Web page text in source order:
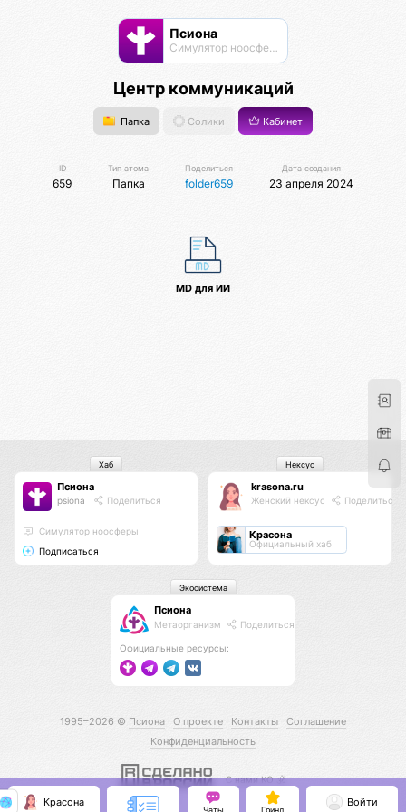
Псиона
Cимулятор ноосферы
Центр коммуникаций
Папка Солики Кабинет
ID
659
Тип атома
Папка
Поделиться
folder659
Дата создания
23 апреля 2024
MD для ИИ
Псиона
psiona Поделиться
Cимулятор ноосферы
Подписаться
Хаб
krasona.ru
Женский нексус Поделиться
Красона
Официальный хаб
Нексус
Псиона
Метаорганизм Поделиться
Официальные ресурсы:
Экосистема
1995–2026 © Псиона О проекте Контакты
Соглашение
Конфиденциальность
С нами КО 🕉️
Красона
Чаты Гринд
Войти